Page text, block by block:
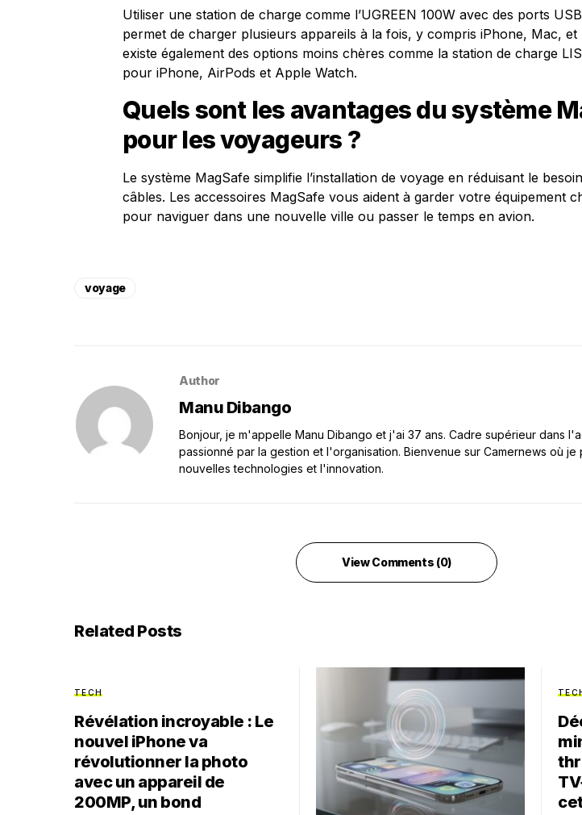
Utiliser une station de charge comme l’UGREEN 100W avec des ports
permet de charger plusieurs appareils à la fois, y compris iPhone, Mac, et
existe également des options moins chères comme la station de charge
pour iPhone, AirPods et Apple Watch.
Quels sont les avantages du système
pour les voyageurs ?
Le système MagSafe simplifie l’installation de voyage en réduisant le
câbles. Les accessoires MagSafe vous aident à garder votre équipement
pour naviguer dans une nouvelle ville ou passer le temps en avion.
voyage
Author
Manu Dibango
Bonjour, je m'appelle Manu Dibango et j'ai 37 ans. Cadre supérieur dans
passionné par la gestion et l'organisation. Bienvenue sur Camernews où je
nouvelles technologies et l'innovation.
View Comments (0)
Related Posts
TECH
Révélation incroyable : Le
nouvel iPhone va
révolutionner la photo
avec un appareil de
200MP, un bond